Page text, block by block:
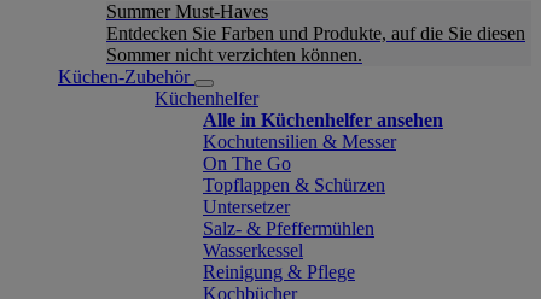
Summer Must-Haves
Entdecken Sie Farben und Produkte, auf die Sie diesen
Sommer nicht verzichten können.
Küchen-Zubehör
Küchenhelfer
Alle in Küchenhelfer ansehen
Kochutensilien & Messer
On The Go
Topflappen & Schürzen
Untersetzer
Salz- & Pfeffermühlen
Wasserkessel
Reinigung & Pflege
Kochbücher